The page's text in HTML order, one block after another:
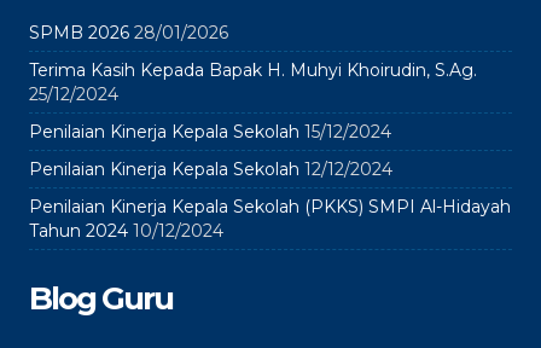
SPMB 2026 28/01/2026
Terima Kasih Kepada Bapak H. Muhyi Khoirudin, S.Ag.
25/12/2024
Penilaian Kinerja Kepala Sekolah 15/12/2024
Penilaian Kinerja Kepala Sekolah 12/12/2024
Penilaian Kinerja Kepala Sekolah (PKKS) SMPI Al-Hidayah
Tahun 2024 10/12/2024
Blog Guru